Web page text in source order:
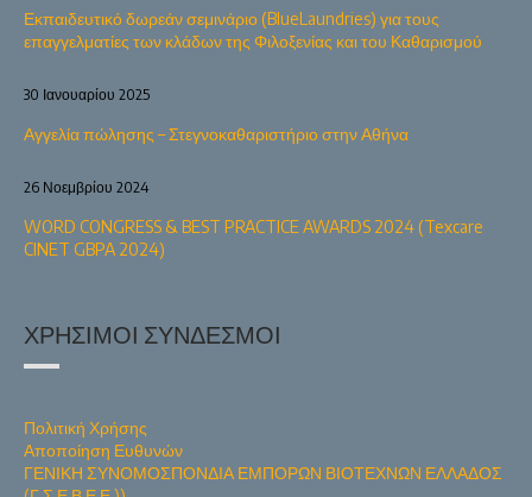
Εκπαιδευτικό δωρεάν σεμινάριο (BlueLaundries) για τους
επαγγελματίες των κλάδων της Φιλοξενίας και του Καθαρισμού
Αγγελία πώλησης – Στεγνοκαθαριστήριο στην Αθήνα
30 Ιανουαρίου 2025
WORD CONGRESS & BEST PRACTICE AWARDS 2024 (Texcare
CINET GBPA 2024)
26 Νοεμβρίου 2024
ΧΡΉΣΙΜΟΙ ΣΎΝΔΕΣΜΟΙ
Πολιτική Χρήσης
Αποποίηση Ευθυνών
ΓΕΝΙΚΗ ΣΥΝΟΜΟΣΠΟΝΔΙΑ ΕΜΠΟΡΩΝ ΒΙΟΤΕΧΝΩΝ ΕΛΛΑΔΟΣ